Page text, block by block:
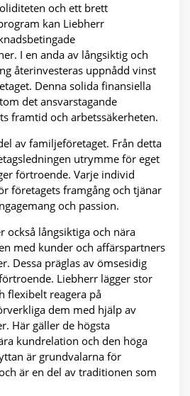
och ett brett
kan Liebherr
I en anda av långsiktig och
återinvesteras uppnådd vinst
Denna solida finansiella
det ansvarstagande
framtid och arbetssäkerheten.
av familjeföretaget. Från detta
utrymme för eget
förtroende. Varje individ
företagets framgång och tjänar
och passion.
också långsiktiga och nära
med kunder och affärspartners
Dessa präglas av ömsesidig
Liebherr lägger stor
flexibelt reagera på
dem med hjälp av
Här gäller de högsta
kundrelation och den höga
är grundvalarna för
är en del av traditionen som